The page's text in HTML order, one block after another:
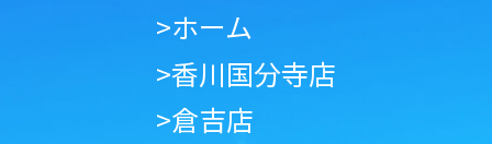
>ホーム
>香川国分寺店
>倉吉店